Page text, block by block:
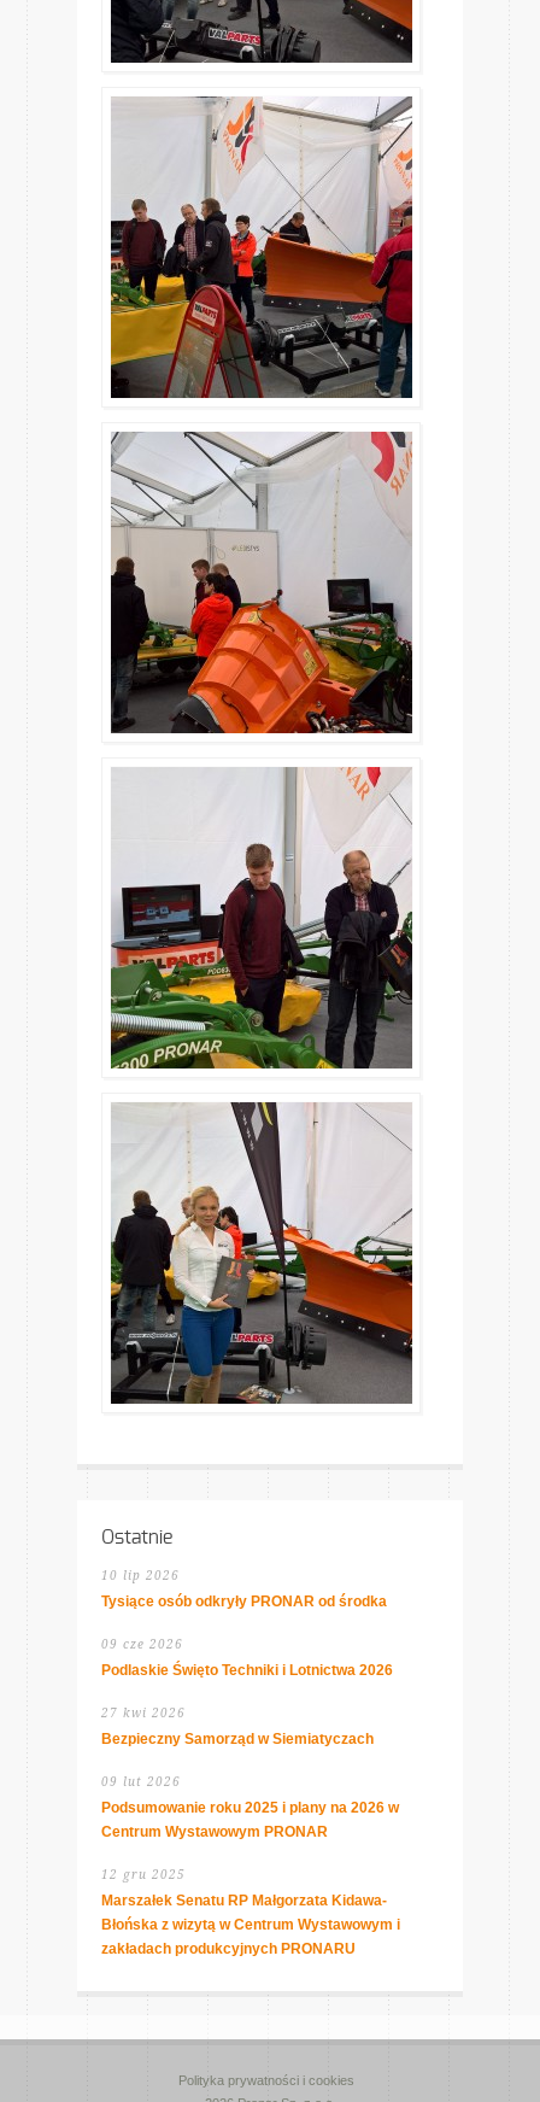
Ostatnie
10 lip 2026
Tysiące osób odkryły PRONAR od środka
09 cze 2026
Podlaskie Święto Techniki i Lotnictwa 2026
27 kwi 2026
Bezpieczny Samorząd w Siemiatyczach
09 lut 2026
Podsumowanie roku 2025 i plany na 2026 w
Centrum Wystawowym PRONAR
12 gru 2025
Marszałek Senatu RP Małgorzata Kidawa-
Błońska z wizytą w Centrum Wystawowym i
zakładach produkcyjnych PRONARU
Polityka prywatności i cookies